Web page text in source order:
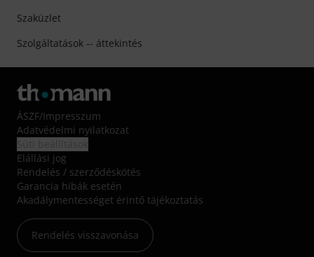
Szaküzlet
Szolgáltatások -- áttekintés
ÁSZF/Impresszum
Adatvédelmi nyilatkozat
Elállási jog
Rendelés / szerződéskötés
Garancia hibák esetén
Akadálymentességet érintő tájékoztatás
Rendelés visszavonása